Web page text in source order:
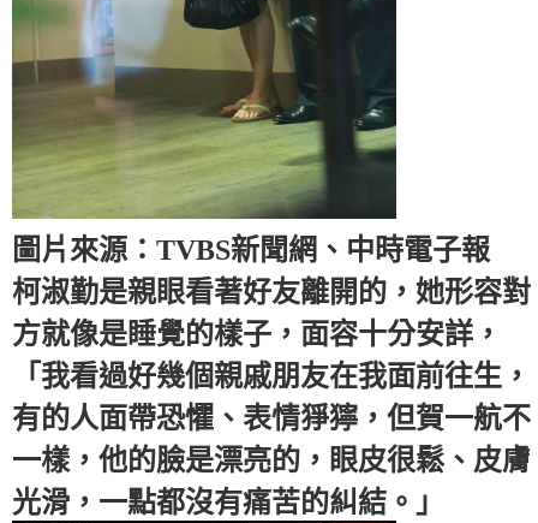
圖片來源：TVBS新聞網、中時電子報
柯淑勤是親眼看著好友離開的，她形容對
方就像是睡覺的樣子，面容十分安詳，
「我看過好幾個親戚朋友在我面前往生，
有的人面帶恐懼、表情猙獰，但賀一航不
一樣，他的臉是漂亮的，眼皮很鬆、皮膚
光滑，一點都沒有痛苦的糾結。」